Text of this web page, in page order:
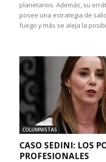
planetarios. Además, su
posee una estrategia de
fuego y más se aleja la
COLUMNISTAS
CASO SEDINI: LOS
PROFESIONALES